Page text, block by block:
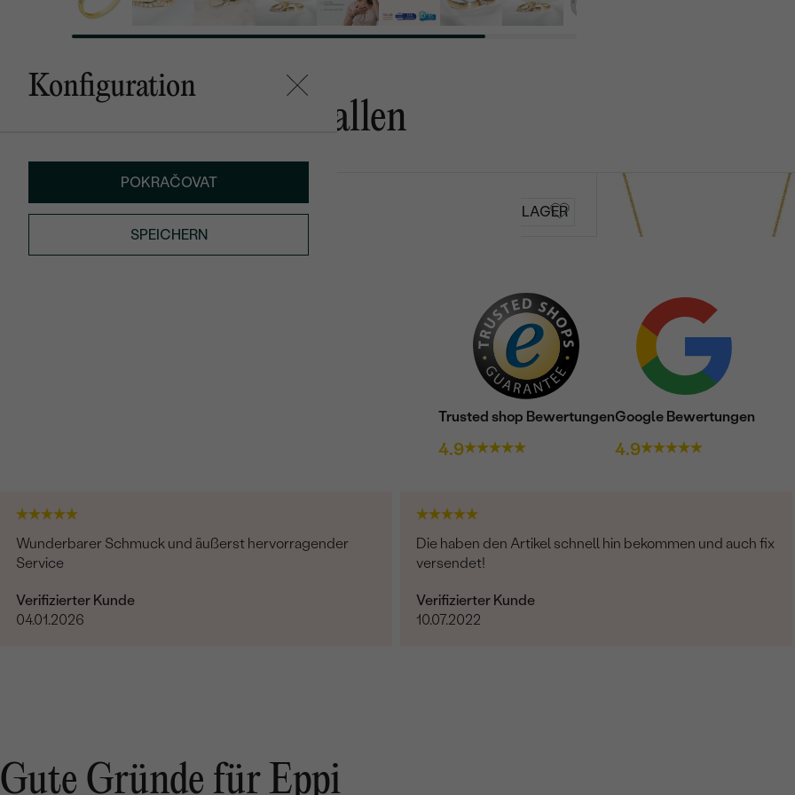
Konfiguration
POKRAČOVAT
SPEICHERN
Das könnte Ihnen gefallen
€ 139 AUF LAGER AUF LAGER
Dayna
von € 599
Trusted shop Bewertungen
4.9
Google Bewertungen
4.9
Wunderbarer Schmuck und äußerst hervorragender
Service
Verifizierter Kunde
04.01.2026
Die haben den Artikel schnell hin bekommen und auch fix
versendet!
Verifizierter Kunde
10.07.2022
Gute Gründe für Eppi